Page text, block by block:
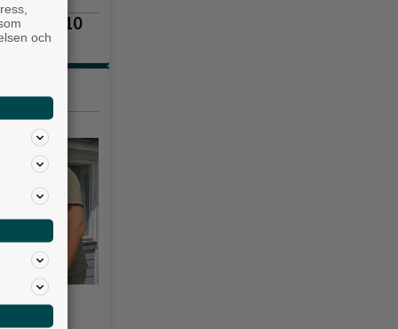
kommer med flera bra tips för att minska julstressen.
3–10
och